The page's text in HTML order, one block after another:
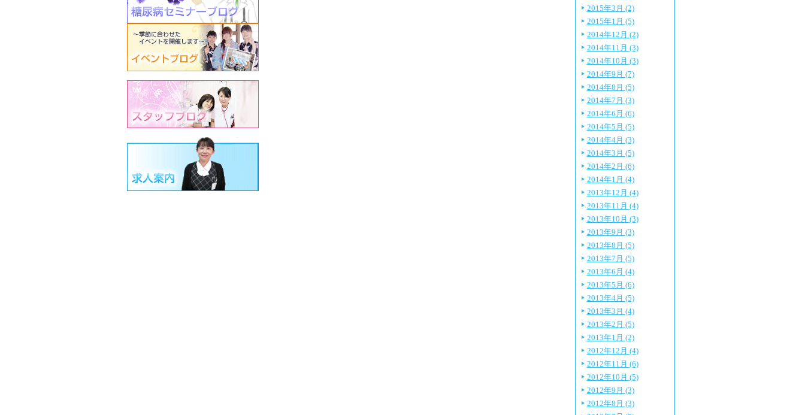
2015年3月 (2)
2015年1月 (5)
2014年12月 (2)
2014年11月 (3)
2014年10月 (3)
2014年9月 (7)
2014年8月 (5)
2014年7月 (3)
2014年6月 (6)
2014年5月 (5)
2014年4月 (3)
2014年3月 (5)
2014年2月 (6)
2014年1月 (4)
2013年12月 (4)
2013年11月 (4)
2013年10月 (3)
2013年9月 (3)
2013年8月 (5)
2013年7月 (5)
2013年6月 (4)
2013年5月 (6)
2013年4月 (5)
2013年3月 (4)
2013年2月 (5)
2013年1月 (2)
2012年12月 (4)
2012年11月 (6)
2012年10月 (5)
2012年9月 (3)
2012年8月 (3)